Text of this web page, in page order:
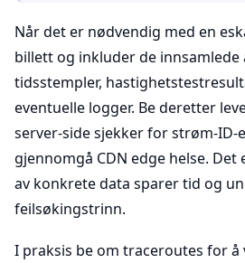
Når det er nødvendig med en
billett og inkluder de innsamlede
tidsstempler,
eventuelle logger. Be deretter
server-side sjekker for strøm-ID-
gjennomgå CDN edge helse.
av konkrete data sparer tid og
feilsøkingstrinn.
I praksis be om traceroutes for